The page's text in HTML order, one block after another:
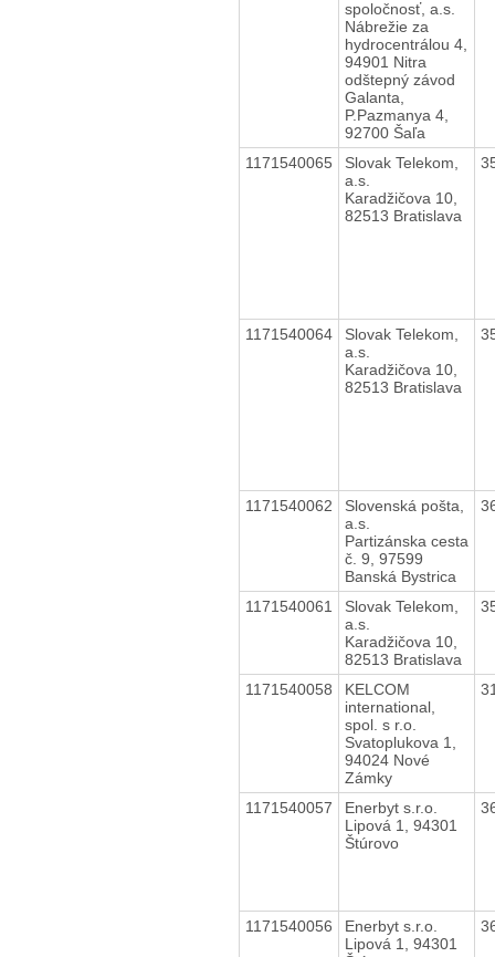
spoločnosť, a.s.
Nábrežie za
hydrocentrálou 4,
94901 Nitra
odštepný závod
Galanta,
P.Pazmanya 4,
92700 Šaľa
1171540065
Slovak Telekom,
a.s.
Karadžičova 10,
82513 Bratislava
1171540064
Slovak Telekom,
a.s.
Karadžičova 10,
82513 Bratislava
1171540062
Slovenská pošta,
a.s.
Partizánska cesta
č. 9, 97599
Banská Bystrica
1171540061
Slovak Telekom,
a.s.
Karadžičova 10,
82513 Bratislava
1171540058
KELCOM
international,
spol. s r.o.
Svatoplukova 1,
94024 Nové
Zámky
1171540057
Enerbyt s.r.o.
Lipová 1, 94301
Štúrovo
1171540056
Enerbyt s.r.o.
Lipová 1, 94301